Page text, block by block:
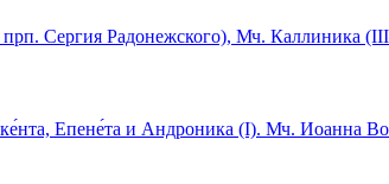
Сергия Радонежского), Мч. Каллиника
Епене́та и Андроника (I). Мч. Иоанна